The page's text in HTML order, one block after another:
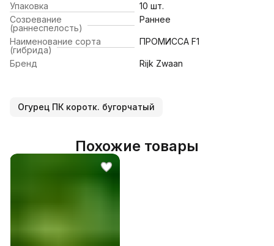
Упаковка
10 шт.
Созревание
(раннеспелость)
Раннее
Наименование сорта
(гибрида)
ПРОМИССА F1
Бренд Rijk Zwaan
Огурец ПК коротк. бугорчатый
Похожие товары